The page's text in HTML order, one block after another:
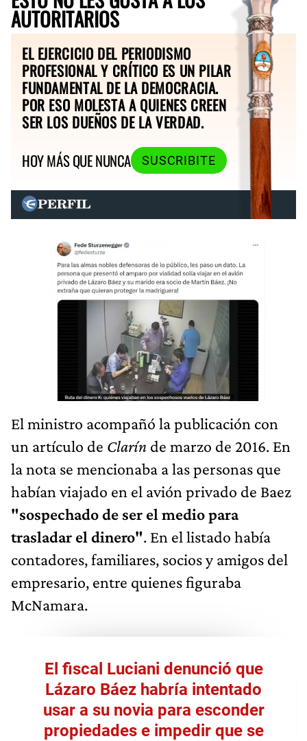
AUTORITARIOS
EL EJERCICIO DEL PERIODISMO
PROFESIONAL Y CRÍTICO ES UN PILAR
FUNDAMENTAL DE LA DEMOCRACIA.
POR ESO MOLESTA A QUIENES CREEN
SER LOS DUEÑOS DE LA VERDAD.
HOY MÁS QUE NUNCA
SUSCRIBITE
El ministro acompañó la publicación con
un artículo de Clarín de marzo de 2016. En
la nota se mencionaba a las personas que
habían viajado en el avión privado de Baez
"sospechado de ser el medio para
trasladar el dinero". En el listado había
contadores, familiares, socios y amigos del
empresario, entre quienes figuraba
McNamara.
El fiscal Luciani denunció que
Lázaro Báez habría intentado
usar a su novia para esconder
propiedades e impedir que se